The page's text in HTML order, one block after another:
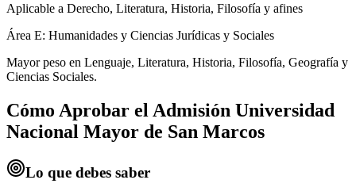
Aplicable a Derecho, Literatura, Historia, Filosofía y afines
Área E: Humanidades y Ciencias Jurídicas y Sociales
Mayor peso en Lenguaje, Literatura, Historia, Filosofía, Geografía y
Ciencias Sociales.
Cómo Aprobar el Admisión Universidad
Nacional Mayor de San Marcos
Lo que debes saber